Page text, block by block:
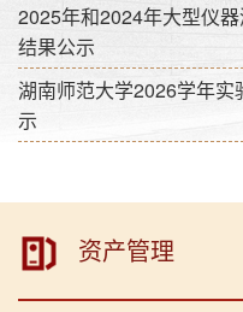
2025年和2024年大型仪
结果公示
湖南师范大学2026学年
示
资产管理